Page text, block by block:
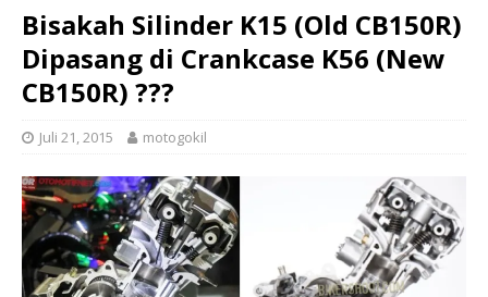
Bisakah Silinder K15 (Old CB150R)
Dipasang di Crankcase K56 (New
CB150R) ???
Juli 21, 2015 motogokil